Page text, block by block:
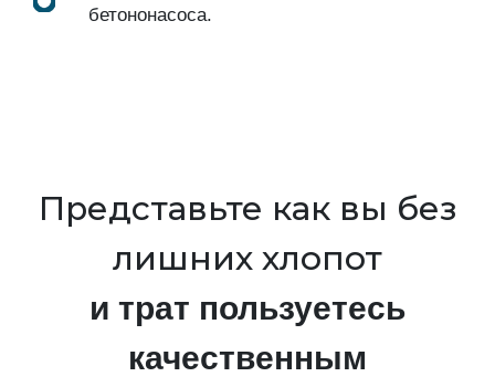
бетононасоса.
Представьте как вы без
лишних хлопот
и трат пользуетесь
качественным